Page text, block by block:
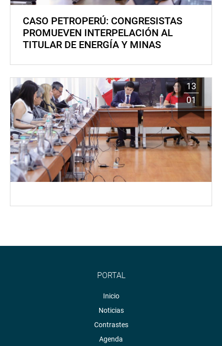
CASO PETROPERÚ: CONGRESISTAS
PROMUEVEN INTERPELACIÓN AL
TITULAR DE ENERGÍA Y MINAS
13
01
PORTAL
Inicio
Noticias
Contrastes
Agenda